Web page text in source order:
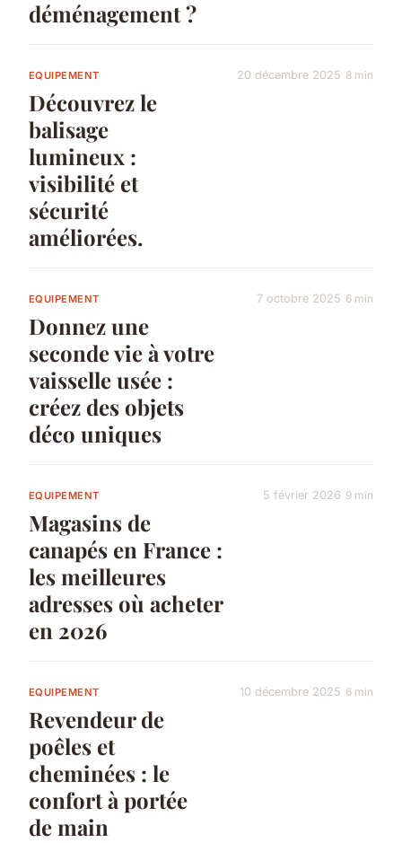
déménagement ?
EQUIPEMENT
Découvrez le
balisage
lumineux :
visibilité et
sécurité
améliorées.
20 décembre 2025 8 min
EQUIPEMENT
Donnez une
seconde vie à votre
vaisselle usée :
créez des objets
déco uniques
7 octobre 2025 6 min
EQUIPEMENT
Magasins de
canapés en France :
les meilleures
adresses où acheter
en 2026
5 février 2026 9 min
EQUIPEMENT
Revendeur de
poêles et
cheminées : le
confort à portée
de main
10 décembre 2025 6 min